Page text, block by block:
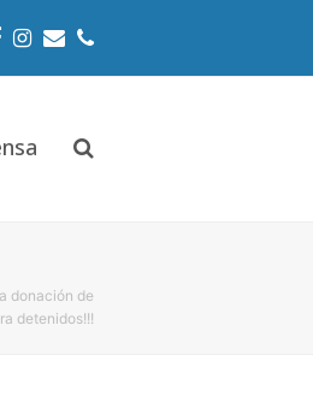
Facebook
Instagram
EmailPhone
donación de
detenidos!!!